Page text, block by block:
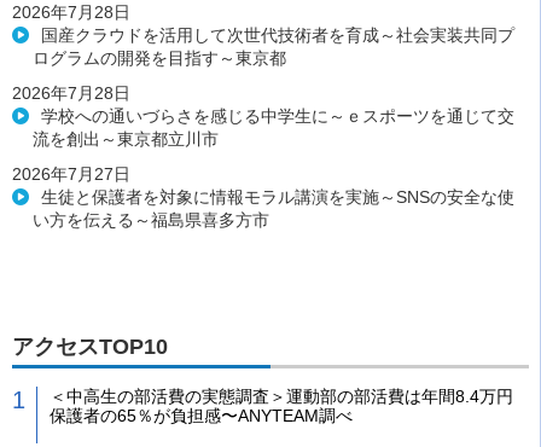
2026年7月28日
国産クラウドを活用して次世代技術者を育成～社会実装共同プ
ログラムの開発を目指す～東京都
2026年7月28日
学校への通いづらさを感じる中学生に～ｅスポーツを通じて交
流を創出～東京都立川市
2026年7月27日
生徒と保護者を対象に情報モラル講演を実施～SNSの安全な使
い方を伝える～福島県喜多方市
アクセスTOP10
＜中高生の部活費の実態調査＞運動部の部活費は年間8.4万円
保護者の65％が負担感〜ANYTEAM調べ